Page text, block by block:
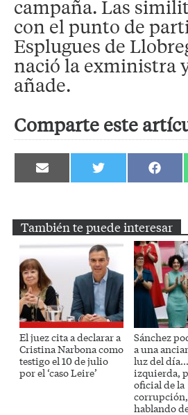
campaña. Las
con el punto de
Esplugues de
nació la exministra
añade.
Comparte este
Compartir
en
Compartir
en en
También te puede interesar
El juez cita a declarar a
Cristina Narbona como
testigo el 10 de julio
por el ‘caso Leire’
Sánchez
a una
luz del
izquierda,
oficial de la
hablando